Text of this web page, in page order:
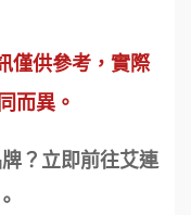
僅供參考，實際
而異。
？立即前往艾連